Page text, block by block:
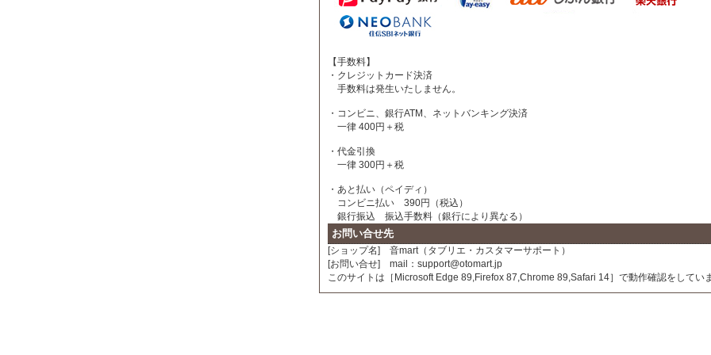
【手数料】
・クレジットカード決済
手数料は発生いたしません。
・コンビニ、銀行ATM、ネットバンキング決済
一律 400円＋税
・代金引換
一律 300円＋税
・あと払い（ペイディ）
コンビニ払い 390円（税込）
銀行振込 振込手数料（銀行により異なる）
お問い合せ先
[ショップ名] 音mart（タブリエ・カスタマーサポート）
[お問い合せ] mail：support@otomart.jp
このサイトは［Microsoft Edge 89,Firefox 87,Chrome 89,Safari 14］で動作確認をしてい